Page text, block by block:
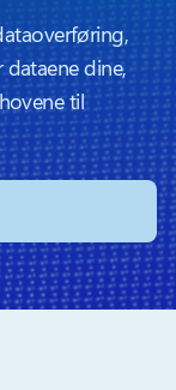
dine,
til